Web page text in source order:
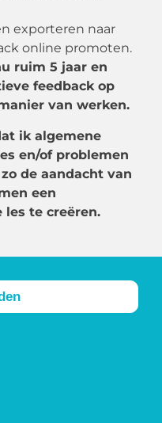
exporteren naar
online promoten.
ruim 5 jaar en
feedback op
van werken.
ik algemene
en/of problemen
de aandacht van
een
les te creëren.